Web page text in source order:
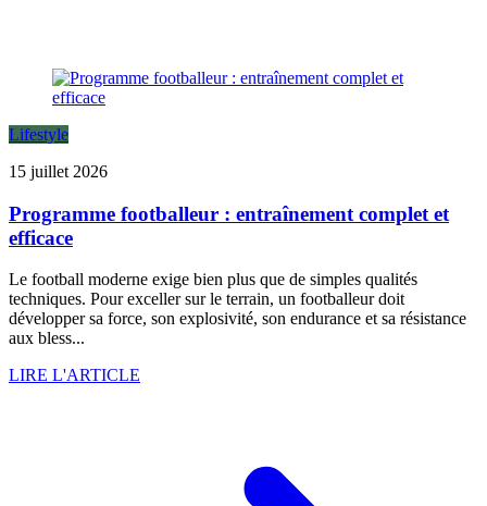
Lifestyle
15 juillet 2026
Programme footballeur : entraînement complet et
efficace
Le football moderne exige bien plus que de simples qualités
techniques. Pour exceller sur le terrain, un footballeur doit
développer sa force, son explosivité, son endurance et sa résistance
aux bless...
LIRE L'ARTICLE